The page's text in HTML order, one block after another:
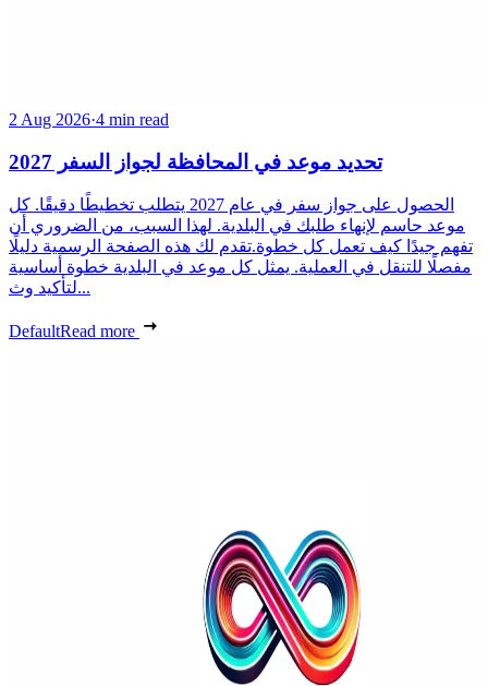
2 Aug 2026·4 min read
تحديد موعد في المحافظة لجواز السفر 2027
الحصول على جواز سفر في عام 2027 يتطلب تخطيطًا دقيقًا. كل
موعد حاسم لإنهاء طلبك في البلدية. لهذا السبب، من الضروري أن
تفهم جيدًا كيف تعمل كل خطوة.تقدم لك هذه الصفحة الرسمية دليلًا
مفصلًا للتنقل في العملية. يمثل كل موعد في البلدية خطوة أساسية
لتأكيد وث...
DefaultRead more